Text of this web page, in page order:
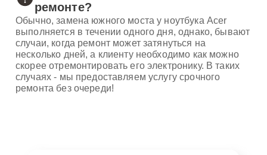
ремонте?
Обычно, замена южного моста у ноутбука Acer
выполняется в течении одного дня, однако, бывают
случаи, когда ремонт может затянуться на
несколько дней, а клиенту необходимо как можно
скорее отремонтировать его электронику. В таких
случаях - мы предоставляем услугу срочного
ремонта без очереди!